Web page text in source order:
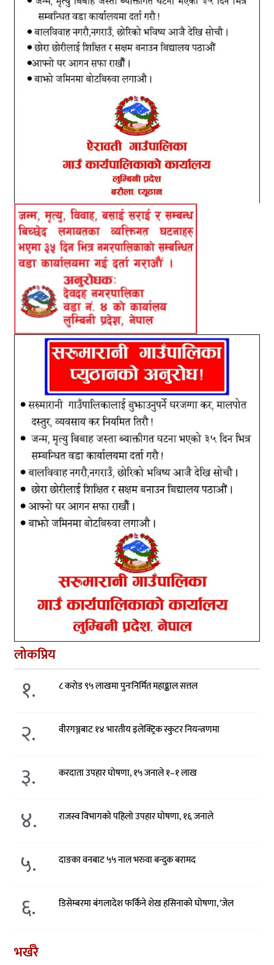
लोकप्रिय
१. ८ करोड ९५ लाखमा पुनःनिर्मित महाङ्काल सत्तल
२. वीरगञ्जबाट १४ भारतीय इलेक्ट्रिक स्कुटर नियन्त्रणमा
३. करदाता उपहार घोषणा, १५ जनाले १–१ लाख
४. राजस्व विभागको पहिलो उपहार घोषणा, १६ जनाले
५. दाङका वनबाट ५५ नाल भरुवा बन्दुक बरामद
६. डिसेम्बरमा बंगलादेश फर्किने शेख हसिनाको घोषणा, ‘जेल
भर्खरै